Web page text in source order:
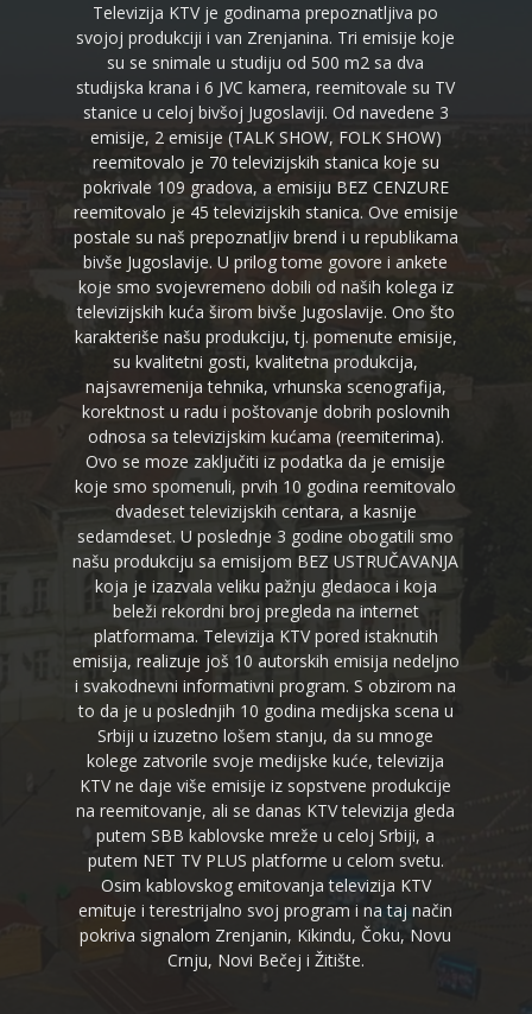
Televizija KTV je godinama prepoznatljiva po
svojoj produkciji i van Zrenjanina. Tri emisije koje
su se snimale u studiju od 500 m2 sa dva
studijska krana i 6 JVC kamera, reemitovale su TV
stanice u celoj bivšoj Jugoslaviji. Od navedene 3
emisije, 2 emisije (TALK SHOW, FOLK SHOW)
reemitovalo je 70 televizijskih stanica koje su
pokrivale 109 gradova, a emisiju BEZ CENZURE
reemitovalo je 45 televizijskih stanica. Ove emisije
postale su naš prepoznatljiv brend i u republikama
bivše Jugoslavije. U prilog tome govore i ankete
koje smo svojevremeno dobili od naših kolega iz
televizijskih kuća širom bivše Jugoslavije. Ono što
karakteriše našu produkciju, tj. pomenute emisije,
su kvalitetni gosti, kvalitetna produkcija,
najsavremenija tehnika, vrhunska scenografija,
korektnost u radu i poštovanje dobrih poslovnih
odnosa sa televizijskim kućama (reemiterima).
Ovo se moze zaključiti iz podatka da je emisije
koje smo spomenuli, prvih 10 godina reemitovalo
dvadeset televizijskih centara, a kasnije
sedamdeset. U poslednje 3 godine obogatili smo
našu produkciju sa emisijom BEZ USTRUČAVANJA
koja je izazvala veliku pažnju gledaoca i koja
beleži rekordni broj pregleda na internet
platformama. Televizija KTV pored istaknutih
emisija, realizuje još 10 autorskih emisija nedeljno
i svakodnevni informativni program. S obzirom na
to da je u poslednjih 10 godina medijska scena u
Srbiji u izuzetno lošem stanju, da su mnoge
kolege zatvorile svoje medijske kuće, televizija
KTV ne daje više emisije iz sopstvene produkcije
na reemitovanje, ali se danas KTV televizija gleda
putem SBB kablovske mreže u celoj Srbiji, a
putem NET TV PLUS platforme u celom svetu.
Osim kablovskog emitovanja televizija KTV
emituje i terestrijalno svoj program i na taj način
pokriva signalom Zrenjanin, Kikindu, Čoku, Novu
Crnju, Novi Bečej i Žitište.